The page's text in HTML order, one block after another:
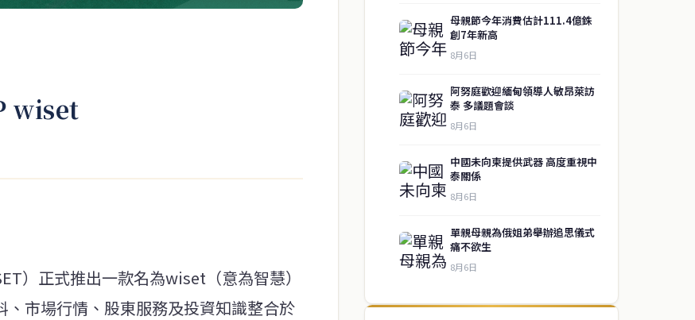
wiset
）正式推出一款名為wiset（意為智慧）
市場行情、股東服務及投資知識整合於
母親節今年消費估計111.4億銖
創7年新高
8月6日
阿努庭歡迎緬甸領導人敏昂萊訪
泰 多議題會談
8月6日
中國未向柬提供武器 高度重視中
泰關係
8月6日
單親母親為俄姐弟舉辦追思儀式
痛不欲生
8月6日